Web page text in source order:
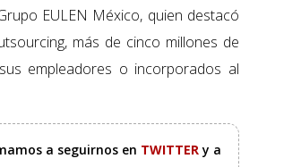
EULEN México, quien destacó
más de cinco millones de
empleadores o incorporados al
a seguirnos en TWITTERy a